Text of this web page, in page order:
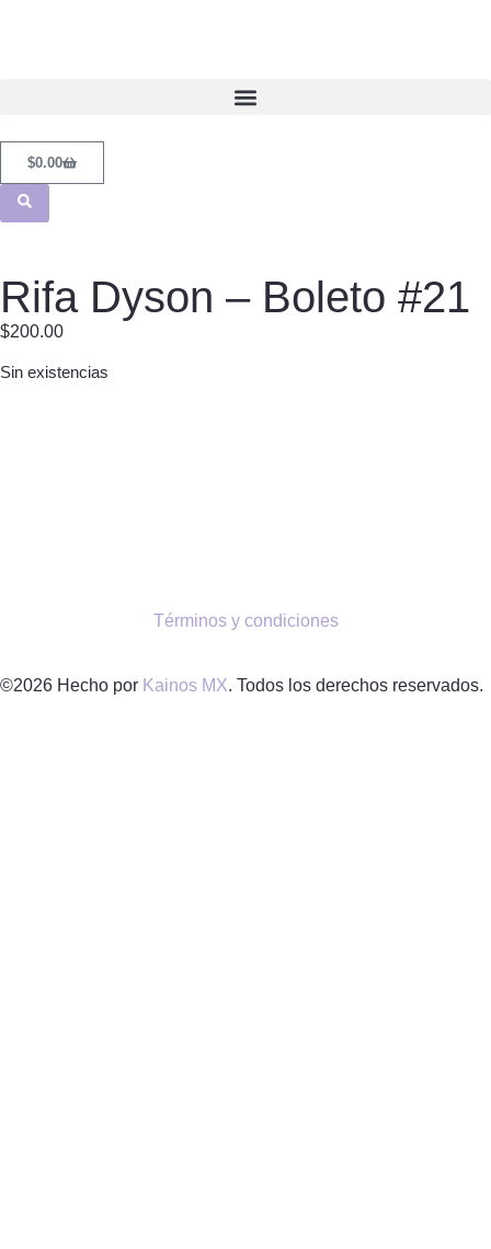
$0.00
Rifa Dyson – Boleto #21
$200.00
Sin existencias
Términos y condiciones
©2026 Hecho por Kainos MX. Todos los derechos reservados.